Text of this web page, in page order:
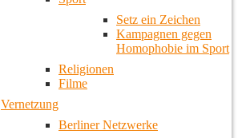
Setz ein Zeichen
Kampagnen gegen
Homophobie im Sport
Religionen
Filme
Vernetzung
Berliner Netzwerke